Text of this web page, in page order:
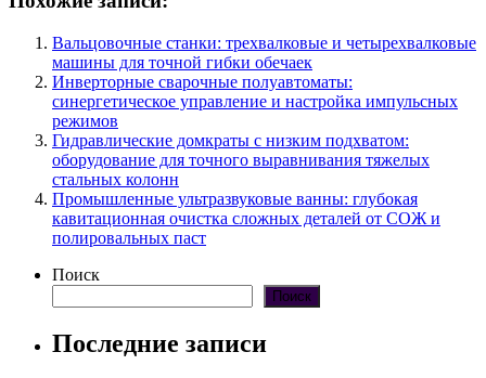
Вальцовочные станки: трехвалковые и четырехвалковые
машины для точной гибки обечаек
Инверторные сварочные полуавтоматы:
синергетическое управление и настройка импульсных
режимов
Гидравлические домкраты с низким подхватом:
оборудование для точного выравнивания тяжелых
стальных колонн
Промышленные ультразвуковые ванны: глубокая
кавитационная очистка сложных деталей от СОЖ и
полировальных паст
Поиск
Поиск
Последние записи